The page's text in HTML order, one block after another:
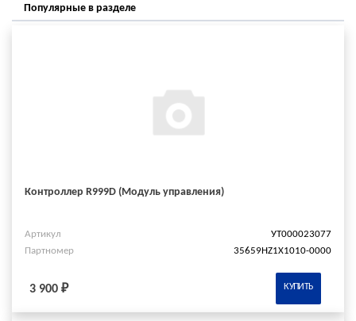
Популярные в разделе
Контроллер R999D (Модуль управления)
Артикул
УТ000023077
Партномер
35659HZ1X1010-0000
3 900 ₽ КУПИТЬ